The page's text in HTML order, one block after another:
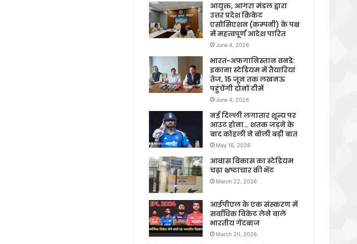
आयुक्त, आगरा मंडल द्वारा
उत्तर प्रदेश क्रिकेट
एसोसिएशन (कम्पनी) के पक्ष
में महत्वपूर्ण आदेश पारित
June 4, 2026
भारत-अफगानिस्तान वनडे:
इकाना स्टेडियम में तैयारियां
तेज, 15 जून तक लखनऊ
पहुंचेंगी दोनों टीमें
June 4, 2026
नई दिल्ली लगातार शून्य पर
आउट होना… शतक जड़ने के
बाद कोहली ने बोली बड़ी बात
May 16, 2026
आवास विकास का स्टेडियम
चढ़ा भ्रष्टाचार की भेंट
March 22, 2026
आईपीएल के एक संस्करण में
सर्वाधिक विकेट लेने वाले
भारतीय गेंदबाज
March 20, 2026